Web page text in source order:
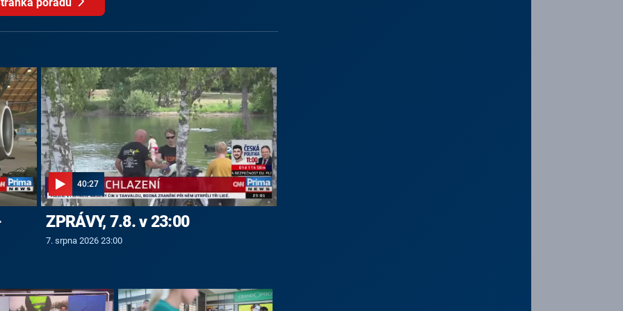
40:27
ZPRÁVY, 7.8. v 23:00
7. srpna 2026 23:00